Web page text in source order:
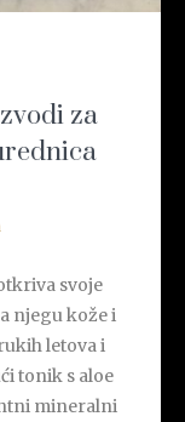
za
svoje
njegu kože i
letova i
tonik s aloe
mineralni